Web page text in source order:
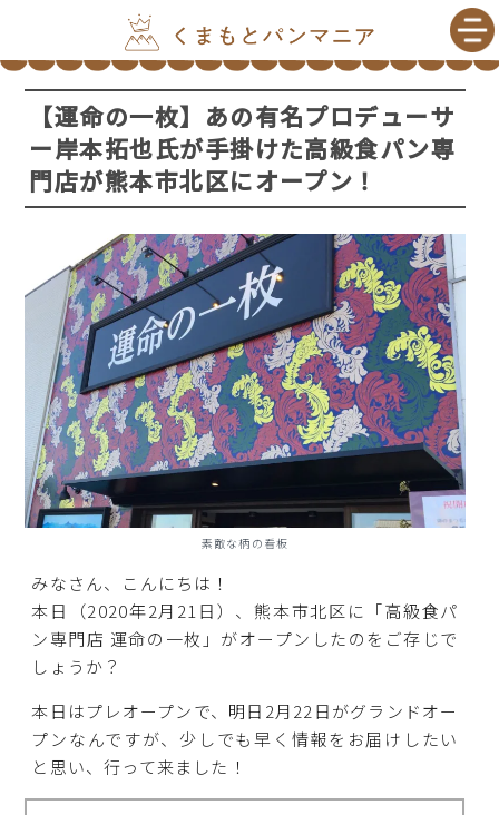
【運命の一枚】あの有名プロデューサ
ー岸本拓也氏が手掛けた高級食パン専
門店が熊本市北区にオープン！
素敵な柄の看板
みなさん、こんにちは！
本日（2020年2月21日）、熊本市北区に「高級食パ
ン専門店 運命の一枚」がオープンしたのをご存じで
しょうか？
本日はプレオープンで、明日2月22日がグランドオー
プンなんですが、少しでも早く情報をお届けしたい
と思い、行って来ました！